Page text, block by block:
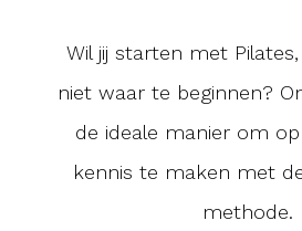
Wil jij starten met
niet waar te beginnen?
de ideale manier om
kennis te maken met
methode.